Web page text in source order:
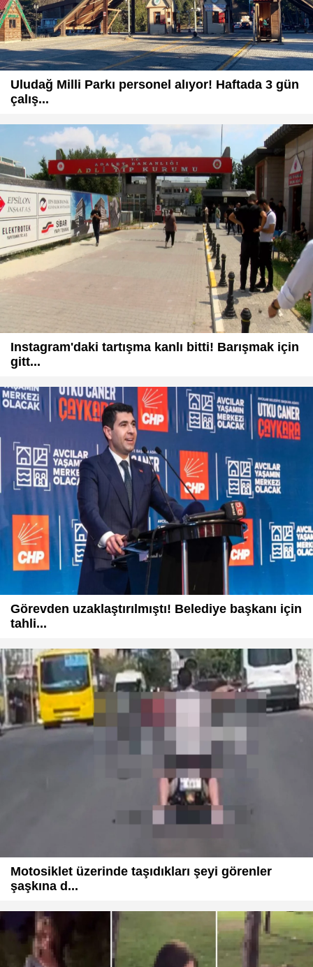
Uludağ Milli Parkı personel alıyor! Haftada 3 gün
çalış...
Instagram'daki tartışma kanlı bitti! Barışmak için
gitt...
Görevden uzaklaştırılmıştı! Belediye başkanı için
tahli...
Motosiklet üzerinde taşıdıkları şeyi görenler
şaşkına d...